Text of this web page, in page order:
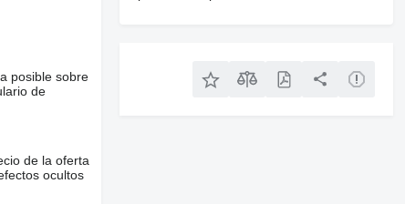
posible sobre
de
de la oferta
ocultos